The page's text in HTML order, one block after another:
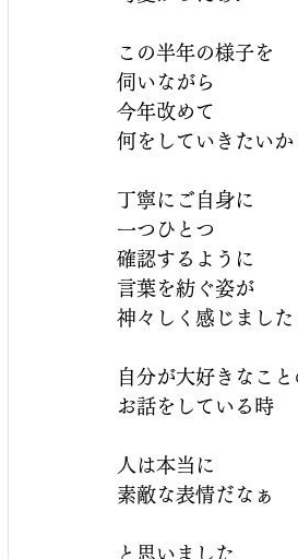
この半年の様子を
伺いながら
今年改めて
何をしていきたいか
丁寧にご自身に
一つひとつ
確認するように
言葉を紡ぐ姿が
神々しく感じました
自分が大好きなこと
お話をしている時
人は本当に
素敵な表情だなぁ
と思いました